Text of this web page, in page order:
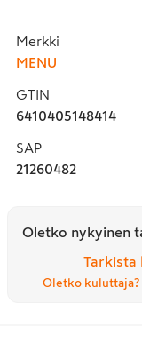
Merkki
MENU
GTIN
6410405148414
SAP
21260482
Oletko nykyinen
Tarkista
Oletko kuluttaja?